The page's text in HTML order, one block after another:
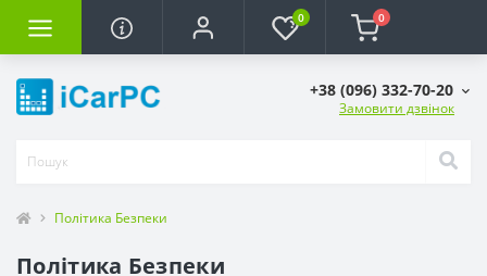
0 0
+38 (096) 332-70-20
Замовити дзвінок
Політика Безпеки
Політика Безпеки